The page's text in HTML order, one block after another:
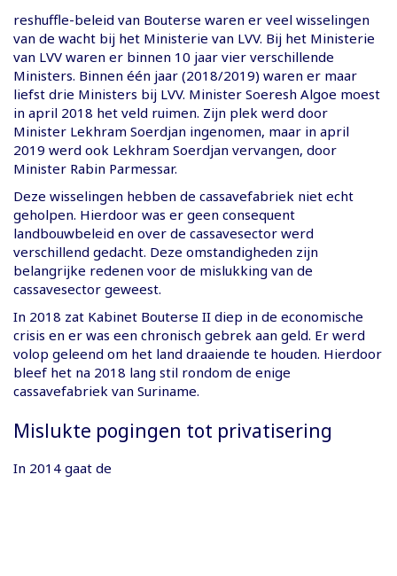
reshuffle-beleid van Bouterse waren er veel wisselingen
van de wacht bij het Ministerie van LVV. Bij het Ministerie
van LVV waren er binnen 10 jaar vier verschillende
Ministers. Binnen één jaar (2018/2019) waren er maar
liefst drie Ministers bij LVV. Minister Soeresh Algoe moest
in april 2018 het veld ruimen. Zijn plek werd door
Minister Lekhram Soerdjan ingenomen, maar in april
2019 werd ook Lekhram Soerdjan vervangen, door
Minister Rabin Parmessar.
Deze wisselingen hebben de cassavefabriek niet echt
geholpen. Hierdoor was er geen consequent
landbouwbeleid en over de cassavesector werd
verschillend gedacht. Deze omstandigheden zijn
belangrijke redenen voor de mislukking van de
cassavesector geweest.
In 2018 zat Kabinet Bouterse II diep in de economische
crisis en er was een chronisch gebrek aan geld. Er werd
volop geleend om het land draaiende te houden. Hierdoor
bleef het na 2018 lang stil rondom de enige
cassavefabriek van Suriname.
Mislukte pogingen tot privatisering
In 2014 gaat de